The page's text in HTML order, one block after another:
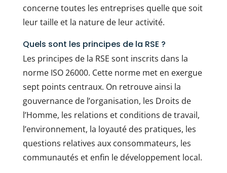
concerne toutes les entreprises quelle que soit
leur taille et la nature de leur activité.
Quels sont les principes de la RSE ?
Les principes de la RSE sont inscrits dans la
norme ISO 26000. Cette norme met en exergue
sept points centraux. On retrouve ainsi la
gouvernance de l’organisation, les Droits de
l’Homme, les relations et conditions de travail,
l’environnement, la loyauté des pratiques, les
questions relatives aux consommateurs, les
communautés et enfin le développement local.